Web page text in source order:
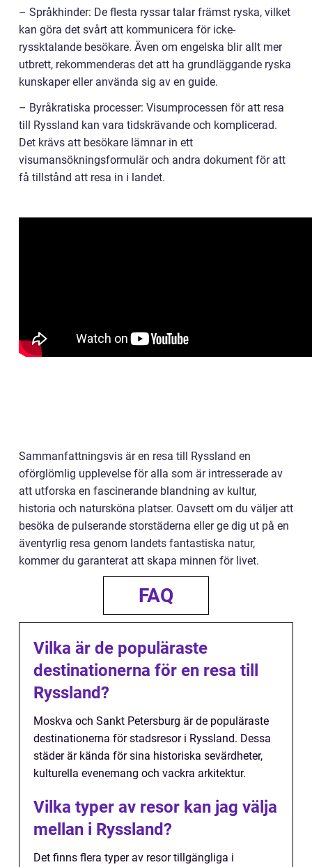
– Språkhinder: De flesta ryssar talar främst ryska, vilket
kan göra det svårt att kommunicera för icke-
ryssktalande besökare. Även om engelska blir allt mer
utbrett, rekommenderas det att ha grundläggande ryska
kunskaper eller använda sig av en guide.
– Byråkratiska processer: Visumprocessen för att resa
till Ryssland kan vara tidskrävande och komplicerad.
Det krävs att besökare lämnar in ett
visumansökningsformulär och andra dokument för att
få tillstånd att resa in i landet.
Sammanfattningsvis är en resa till Ryssland en
oförglömlig upplevelse för alla som är intresserade av
att utforska en fascinerande blandning av kultur,
historia och natursköna platser. Oavsett om du väljer att
besöka de pulserande storstäderna eller ge dig ut på en
äventyrlig resa genom landets fantastiska natur,
kommer du garanterat att skapa minnen för livet.
FAQ
Vilka är de populäraste
destinationerna för en resa till
Ryssland?
Moskva och Sankt Petersburg är de populäraste
destinationerna för stadsresor i Ryssland. Dessa
städer är kända för sina historiska sevärdheter,
kulturella evenemang och vackra arkitektur.
Vilka typer av resor kan jag välja
mellan i Ryssland?
Det finns flera typer av resor tillgängliga i